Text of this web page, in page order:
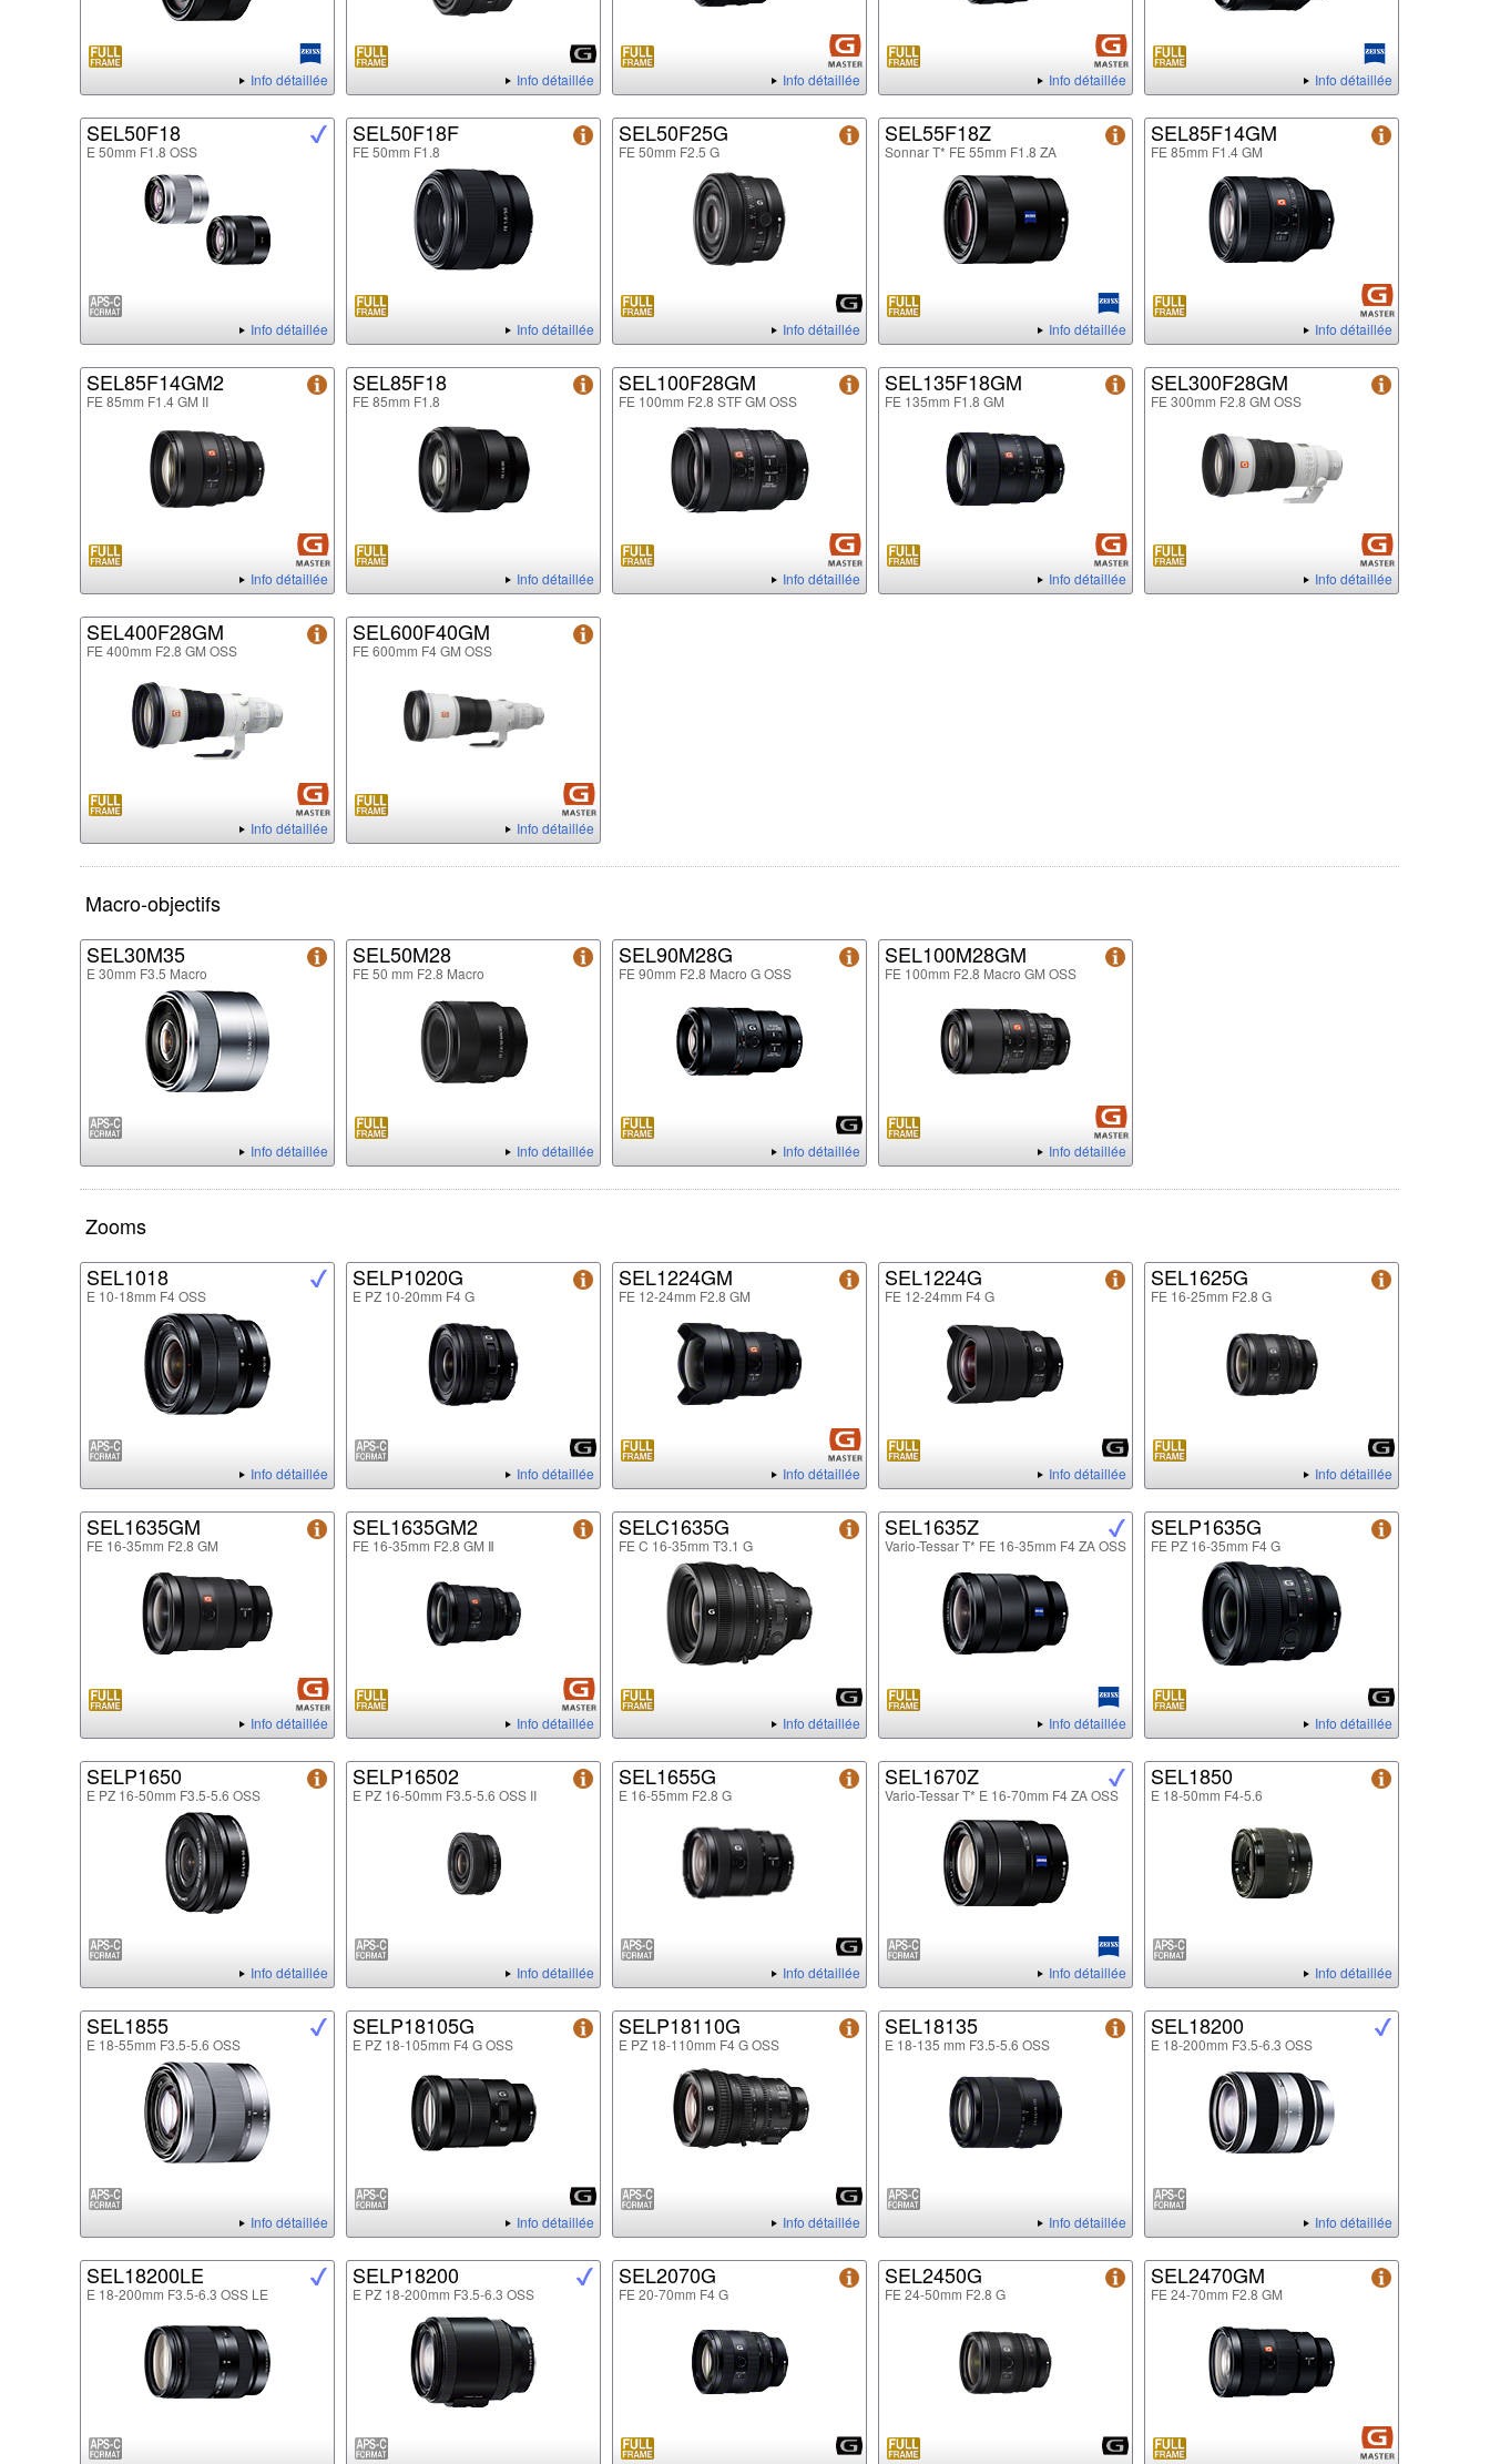
Info détaillée Info détaillée Info détaillée Info détaillée Info détaillée
SEL50F18
E 50mm F1.8 OSS
Info détaillée
SEL50F18F
FE 50mm F1.8
Info détaillée
SEL50F25G
FE 50mm F2.5 G
Info détaillée
SEL55F18Z
Sonnar T* FE 55mm F1.8 ZA
Info détaillée
SEL85F14GM
FE 85mm F1.4 GM
Info détaillée
SEL85F14GM2
FE 85mm F1.4 GM II
Info détaillée
SEL85F18
FE 85mm F1.8
Info détaillée
SEL100F28GM
FE 100mm F2.8 STF GM OSS
Info détaillée
SEL135F18GM
FE 135mm F1.8 GM
Info détaillée
SEL300F28GM
FE 300mm F2.8 GM OSS
Info détaillée
SEL400F28GM
FE 400mm F2.8 GM OSS
Info détaillée
SEL600F40GM
FE 600mm F4 GM OSS
Info détaillée
Macro-objectifs
SEL30M35
E 30mm F3.5 Macro
Info détaillée
SEL50M28
FE 50 mm F2.8 Macro
Info détaillée
SEL90M28G
FE 90mm F2.8 Macro G OSS
Info détaillée
SEL100M28GM
FE 100mm F2.8 Macro GM OSS
Info détaillée
Zooms
SEL1018
E 10-18mm F4 OSS
Info détaillée
SELP1020G
E PZ 10-20mm F4 G
Info détaillée
SEL1224GM
FE 12-24mm F2.8 GM
Info détaillée
SEL1224G
FE 12-24mm F4 G
Info détaillée
SEL1625G
FE 16-25mm F2.8 G
Info détaillée
SEL1635GM
FE 16-35mm F2.8 GM
Info détaillée
SEL1635GM2
FE 16-35mm F2.8 GM Ⅱ
Info détaillée
SELC1635G
FE C 16-35mm T3.1 G
Info détaillée
SEL1635Z
Vario-Tessar T* FE 16-35mm F4 ZA OSS
Info détaillée
SELP1635G
FE PZ 16-35mm F4 G
Info détaillée
SELP1650
E PZ 16-50mm F3.5-5.6 OSS
Info détaillée
SELP16502
E PZ 16-50mm F3.5-5.6 OSS II
Info détaillée
SEL1655G
E 16-55mm F2.8 G
Info détaillée
SEL1670Z
Vario-Tessar T* E 16-70mm F4 ZA OSS
Info détaillée
SEL1850
E 18-50mm F4-5.6
Info détaillée
SEL1855
E 18-55mm F3.5-5.6 OSS
Info détaillée
SELP18105G
E PZ 18-105mm F4 G OSS
Info détaillée
SELP18110G
E PZ 18-110mm F4 G OSS
Info détaillée
SEL18135
E 18-135 mm F3.5-5.6 OSS
Info détaillée
SEL18200
E 18-200mm F3.5-6.3 OSS
Info détaillée
SEL18200LE
E 18-200mm F3.5-6.3 OSS LE
SELP18200
E PZ 18-200mm F3.5-6.3 OSS
SEL2070G
FE 20-70mm F4 G
SEL2450G
FE 24-50mm F2.8 G
SEL2470GM
FE 24-70mm F2.8 GM